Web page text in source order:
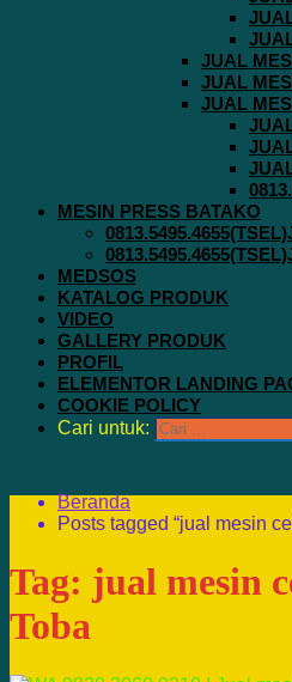
JUAL
JUAL
JUAL
MESIN PRESS BATAKO
MEDSOS
KATALOG PRODUK
VIDEO
GALLERY PRODUK
PROFIL
ELEMENTOR LANDING
COOKIE POLICY
Cari untuk:
Beranda
Posts tagged “jual mesin
Tag: jual mesin
Toba